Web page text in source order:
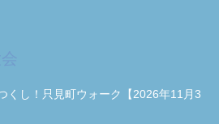
くし！只見町ウォーク【2026年11月3